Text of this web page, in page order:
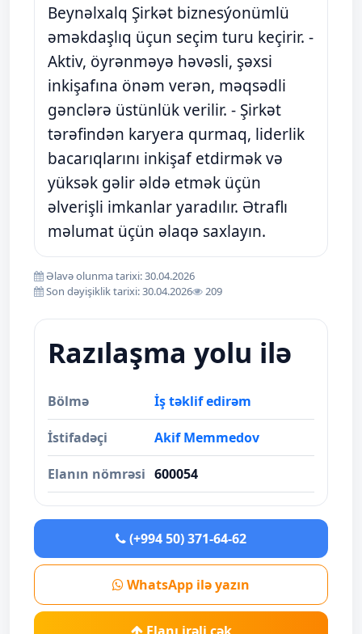
Beynəlxalq Şirkət biznesýonümlü
əməkdaşlıq üçun seçim turu keçirir. -
Aktiv, öyrənməyə həvəsli, şəxsi
inkişafına önəm verən, məqsədli
gənclərə üstünlük verilir. - Şirkət
tərəfindən karyera qurmaq, liderlik
bacarıqlarını inkişaf etdirmək və
yüksək gəlir əldə etmək üçün
əlverişli imkanlar yaradılır. Ətraflı
məlumat üçün əlaqə saxlayın.
Əlavə olunma tarixi: 30.04.2026
Son dəyişiklik tarixi: 30.04.2026
209
Razılaşma yolu ilə
Bölmə İş təklif edirəm
İstifadəçi Akif Memmedov
Elanın nömrəsi 600054
(+994 50) 371-64-62
WhatsApp ilə yazın